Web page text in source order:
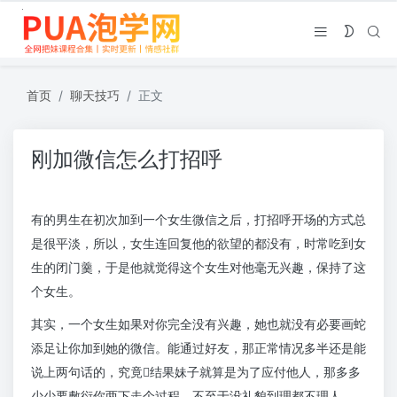
首页 聊天技巧 正文
刚加微信怎么打招呼
有的男生在初次加到一个女生微信之后，打招呼开场的方式总
是很平淡，所以，女生连回复他的欲望的都没有，时常吃到女
生的闭门羹，于是他就觉得这个女生对他毫无兴趣，保持了这
个女生。
其实，一个女生如果对你完全没有兴趣，她也就没有必要画蛇
添足让你加到她的微信。能通过好友，那正常情况多半还是能
说上两句话的，究竟结果妹子就算是为了应付他人，那多多